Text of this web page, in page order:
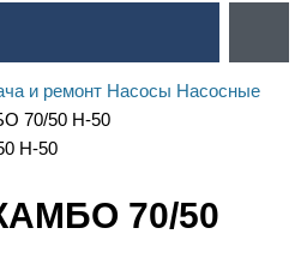
и ремонт Насосы Насосные
70/50 Н-50
70/50